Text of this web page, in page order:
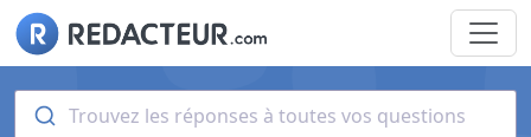
Trouvez les réponses à toutes vos questions